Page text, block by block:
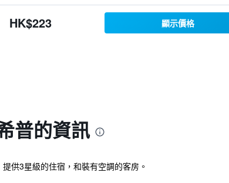
HK$223 顯示價格
普的資訊
供3星級的住宿，和裝有空調的客房。